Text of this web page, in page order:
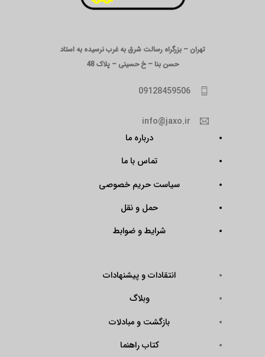
تهران – بزرگراه رسالت شرق به غرب نرسیده به استاد
حسن بنا – خ حسینی – پلاک 48
09128459506
info@jaxo.ir
درباره ما
تماس با ما
سیاست حریم خصوصی
حمل و نقل
شرایط و ضوابط
انتقادات و پیشنهادات
وبلاگ
بازگشت و مبادلات
کتاب راهنما